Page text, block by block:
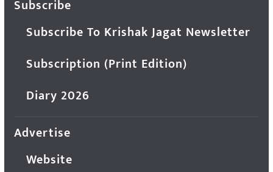
Subscribe
Subscribe To Krishak Jagat Newsletter
Subscription (Print Edition)
Diary 2026
Advertise
Website